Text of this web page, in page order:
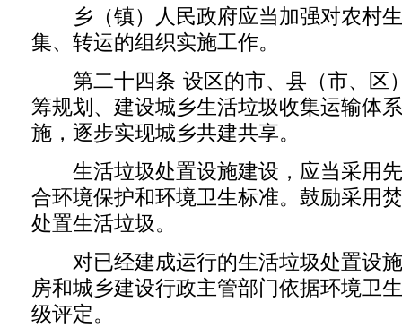
乡（镇）人民政府应当加强对农村
集、转运的组织实施工作。
第二十四条 设区的市、县（市、区
筹规划、建设城乡生活垃圾收集运输体
施，逐步实现城乡共建共享。
生活垃圾处置设施建设，应当采用
合环境保护和环境卫生标准。鼓励采用
处置生活垃圾。
对已经建成运行的生活垃圾处置设
房和城乡建设行政主管部门依据环境卫
级评定。